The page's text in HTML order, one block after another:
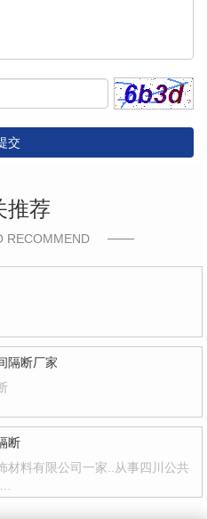
交
推荐
RECOMMEND
隔断厂家
断
材料有限公司一家..从事四川公共